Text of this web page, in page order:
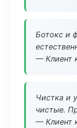
Ботокс и
— Клиент
Чистка и
чистые.
— Клиент